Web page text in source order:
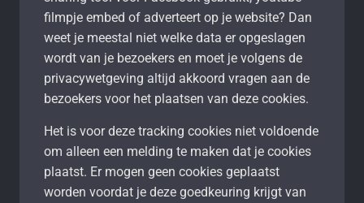
filmpje embed of adverteert op je website? Dan
weet je meestal niet welke data er opgeslagen
wordt van je bezoekers en moet je volgens de
privacywetgeving altijd akkoord vragen aan de
bezoekers voor het plaatsen van deze cookies.
Het is voor deze tracking cookies niet voldoende
om alleen een melding te maken dat je cookies
plaatst. Er mogen geen cookies geplaatst
worden voordat je deze goedkeuring krijgt van